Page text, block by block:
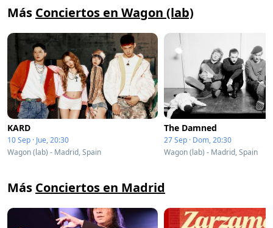
Más Conciertos en Wagon (lab)
KARD
10 Sep · Jue, 20:30
Wagon (lab) - Madrid, Spain
The Damned
27 Sep · Dom, 20:30
Wagon (lab) - Madrid, Spain
Más Conciertos en Madrid